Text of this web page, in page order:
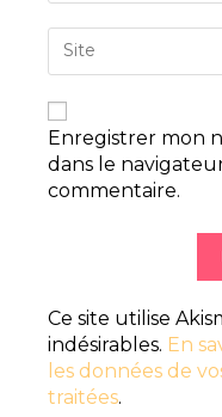
Enregistrer mon
dans le
commentaire.
Ce site utilise
indésirables. En
les données de
traitées.